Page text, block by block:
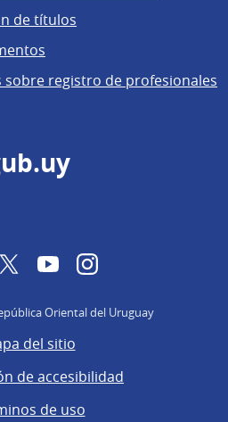
de títulos
registro de profesionales
TwitterYouTubeInstagram
Oriental del Uruguay
del sitio
de accesibilidad
de uso